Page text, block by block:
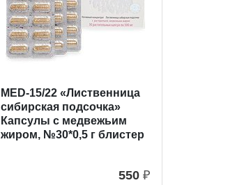
MED-15/22 «Лиственница
сибирская подсочка»
Капсулы с медвежьим
жиром, №30*0,5 г блистер
550 ₽